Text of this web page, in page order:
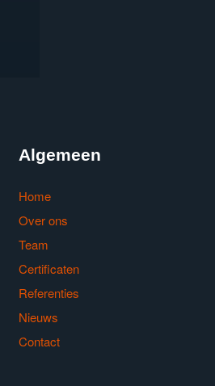
Algemeen
Home
Over ons
Team
Certificaten
Referenties
Nieuws
Contact